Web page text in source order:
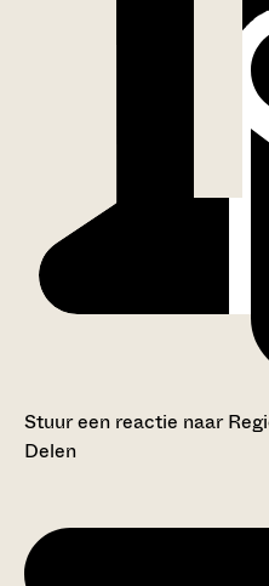
Stuur een reactie naar
Delen